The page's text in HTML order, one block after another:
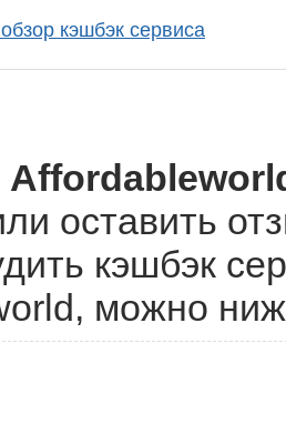
кэшбэк сервиса
оставить
кэшбэк
можно